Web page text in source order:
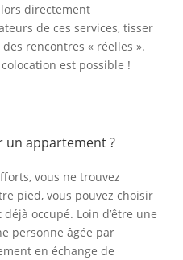
directement
de ces services, tisser
rencontres « réelles ».
est possible !
un appartement ?
vous ne trouvez
pied, vous pouvez choisir
occupé. Loin d’être une
personne âgée par
en échange de